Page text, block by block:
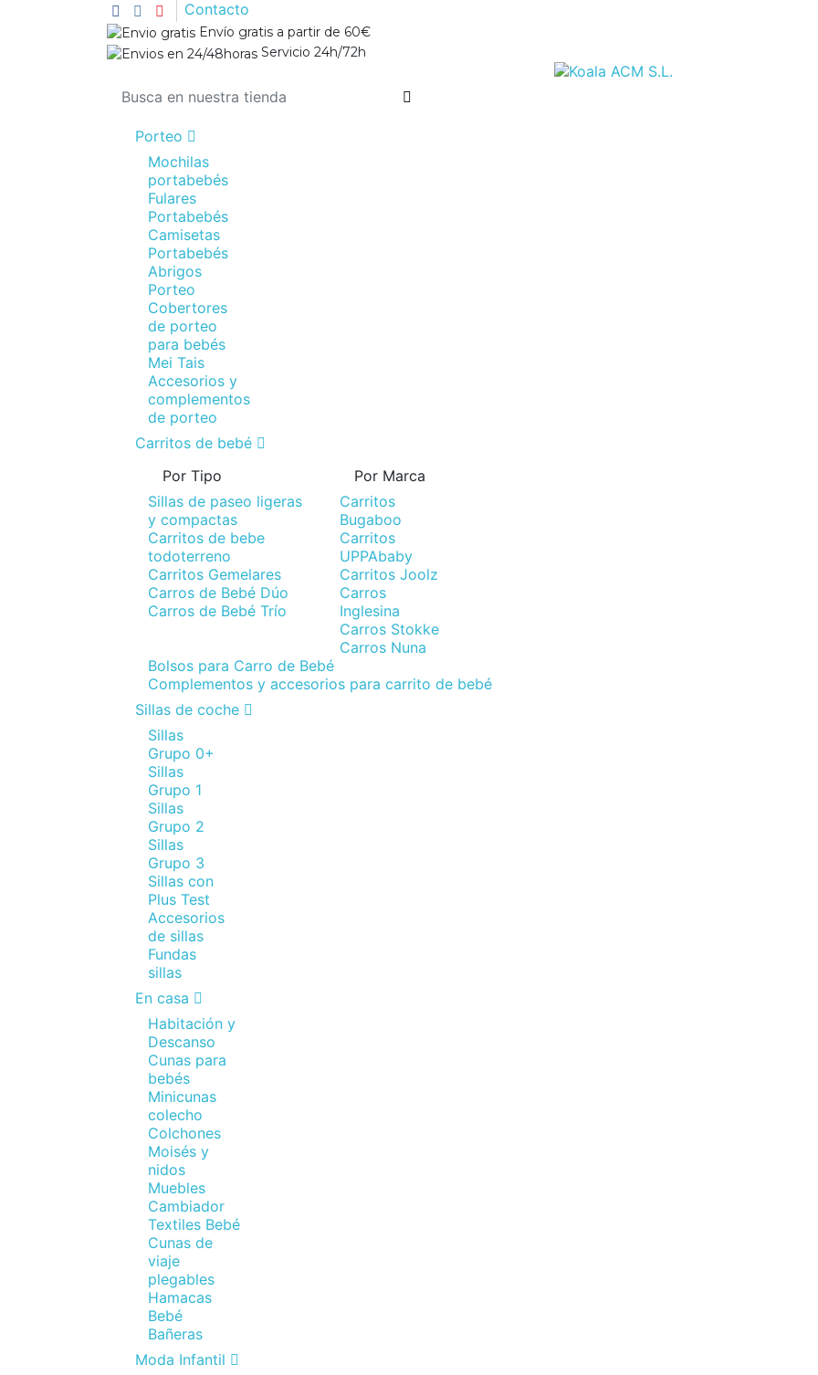
Contacto
Envío gratis a partir de 60€
Servicio 24h/72h
Porteo
Mochilas
portabebés
Fulares
Portabebés
Camisetas
Portabebés
Abrigos
Porteo
Cobertores
de porteo
para bebés
Mei Tais
Accesorios y
complementos
de porteo
Carritos de bebé
Por Tipo
Sillas de paseo ligeras
y compactas
Carritos de bebe
todoterreno
Carritos Gemelares
Carros de Bebé Dúo
Carros de Bebé Trío
Por Marca
Carritos
Bugaboo
Carritos
UPPAbaby
Carritos Joolz
Carros
Inglesina
Carros Stokke
Carros Nuna
Bolsos para Carro de Bebé
Complementos y accesorios para carrito de bebé
Sillas de coche
Sillas
Grupo 0+
Sillas
Grupo 1
Sillas
Grupo 2
Sillas
Grupo 3
Sillas con
Plus Test
Accesorios
de sillas
Fundas
sillas
En casa
Habitación y
Descanso
Cunas para
bebés
Minicunas
colecho
Colchones
Moisés y
nidos
Muebles
Cambiador
Textiles Bebé
Cunas de
viaje
plegables
Hamacas
Bebé
Bañeras
Moda Infantil